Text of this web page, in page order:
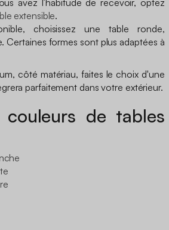
avez l’habitude de recevoir, optez
extensible.
choisissez une table ronde,
Certaines formes sont plus adaptées à
côté matériau, faites le choix d'une
parfaitement dans votre extérieur.
couleurs de tables